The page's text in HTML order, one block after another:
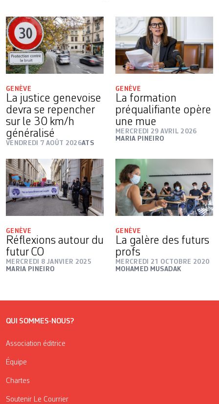
GENÈVE
La justice genevoise
devra se repencher
sur le 30 km/h
généralisé
VENDREDI 7 AOÛT 2026ATS
GENÈVE
La formation
préqualifiante opère
une mue
MERCREDI 29 AVRIL 2026
MARIA PINEIRO
GENÈVE
Réflexions autour du
futur CO
MERCREDI 8 JANVIER 2025
MARIA PINEIRO
GENÈVE
La galère des futurs
profs
MERCREDI 21 OCTOBRE 2020
MOHAMED MUSADAK
QUI SOMMES-NOUS?
Association éditrice
Équipe
Chartes
Soutenir Le Courrier